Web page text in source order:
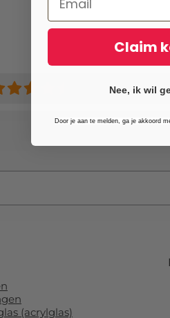
(+9484)
Schrijf je in
(acrylglas)
Claim
Nee, ik wil
Door je aan te melden, ga je akkoord